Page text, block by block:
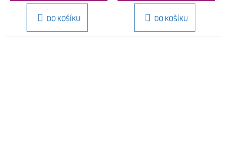
DO KOŠÍKU DO KOŠÍKU